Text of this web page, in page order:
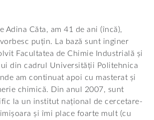
Adina Căta, am 41 de ani (încă),
puțin. La bază sunt inginer
Facultatea de Chimie Industrială și
din cadrul Universității Politehnica
am continuat apoi cu masterat și
chimică. Din anul 2007, sunt
la un institut național de cercetare-
și îmi place foarte mult (cu